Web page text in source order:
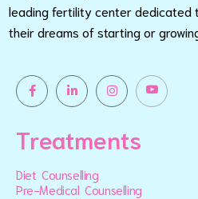
leading fertility center dedicated
their dreams of starting or
Treatments
Diet Counselling
Pre-Medical Counselling